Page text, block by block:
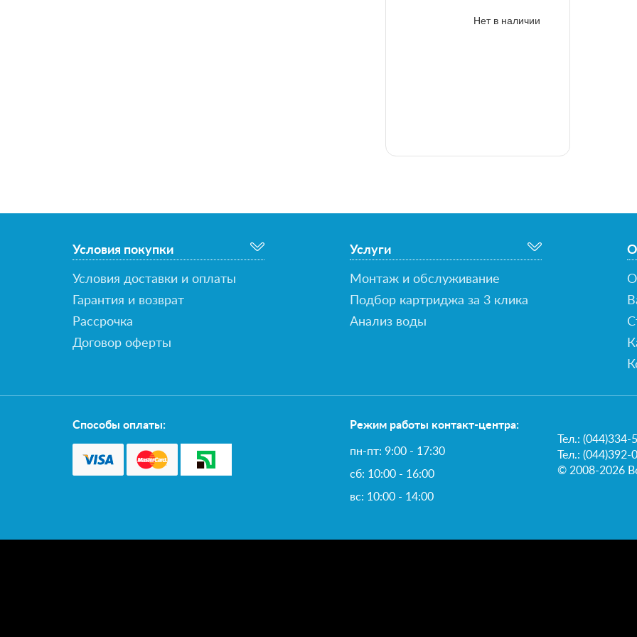
Нет в наличии
Условия покупки
Условия доставки и оплаты
Гарантия и возврат
Рассрочка
Договор оферты
Услуги
Монтаж и обслуживание
Подбор картриджа за 3 клика
Анализ воды
О
О
Способы оплаты: Режим работы контакт-центра:
пн-пт: 9:00 - 17:30
сб: 10:00 - 16:00
вс: 10:00 - 14:00
Тел.:(044)334-
Тел.: (044)392-
© 2008-2026